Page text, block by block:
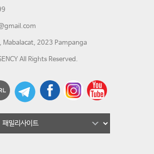
Mabalacat, 2023 Pampanga
All Rights Reserved.